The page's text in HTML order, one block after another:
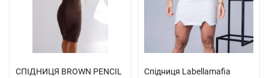
СПІДНИЦЯ BROWN PENCIL
Спідниця Labellamafia